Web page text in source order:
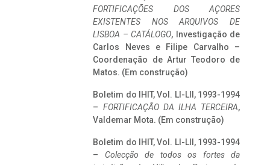
FORTIFICAÇÕES DOS AÇORES
EXISTENTES NOS ARQUIVOS DE
LISBOA – CATÁLOGO, Investigação de
Carlos Neves e Filipe Carvalho –
Coordenação de Artur Teodoro de
Matos. (Em construção)
Boletim do IHIT, Vol. LI-LII, 1993-1994
– FORTIFICAÇÃO DA ILHA TERCEIRA,
Valdemar Mota. (Em construção)
Boletim do IHIT, Vol. LI-LII, 1993-1994
– Colecção de todos os fortes da